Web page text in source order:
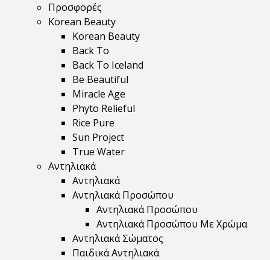
Προσφορές
Korean Beauty
Korean Beauty
Back To
Back To Iceland
Be Beautiful
Miracle Age
Phyto Relieful
Rice Pure
Sun Project
True Water
Αντηλιακά
Αντηλιακά
Αντηλιακά Προσώπου
Αντηλιακά Προσώπου
Αντηλιακά Προσώπου Με Χρώμα
Αντηλιακά Σώματος
Παιδικά Αντηλιακά